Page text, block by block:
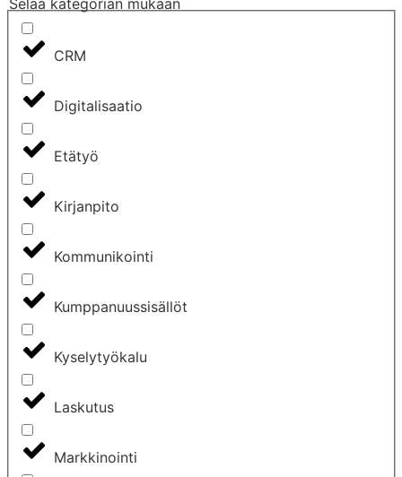
Selaa kategorian mukaan
CRM
Digitalisaatio
Etätyö
Kirjanpito
Kommunikointi
Kumppanuussisällöt
Kyselytyökalu
Laskutus
Markkinointi